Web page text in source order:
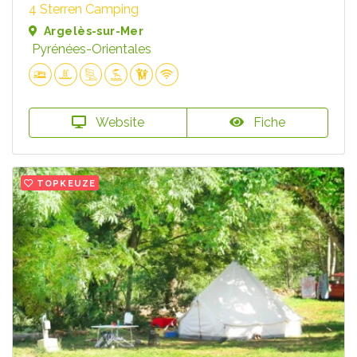
4 Sterren Camping
Argelès-sur-Mer
Pyrénées-Orientales
Website Fiche
TOPKEUZE